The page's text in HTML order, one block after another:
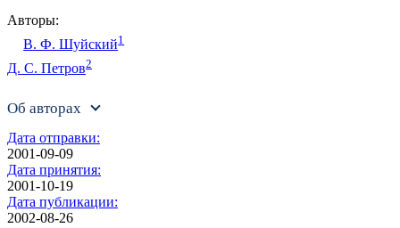
Авторы:
В. Ф. Шуйский1
Д. С. Петров2
Об авторах
Дата отправки:
2001-09-09
Дата принятия:
2001-10-19
Дата публикации:
2002-08-26